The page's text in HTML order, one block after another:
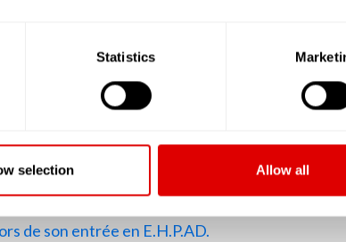
Statistics
selection Allow all
la maladie d'Alzheimer en
faut savoir
de son entrée en E.H.P.AD.